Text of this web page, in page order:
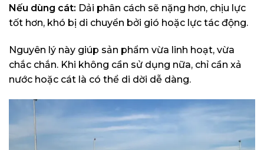
Nếu dùng cát: Dải phân cách sẽ nặng hơn, chịu lực
tốt hơn, khó bị di chuyển bởi gió hoặc lực tác động.
Nguyên lý này giúp sản phẩm vừa linh hoạt, vừa
chắc chắn. Khi không cần sử dụng nữa, chỉ cần xả
nước hoặc cát là có thể di dời dễ dàng.